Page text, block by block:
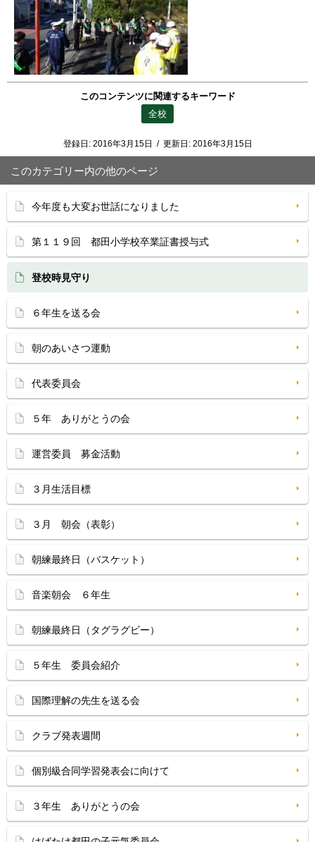
このコンテンツに関連するキーワード
全校
登録日: 2016年3月15日 / 更新日: 2016年3月15日
このカテゴリー内の他のページ
今年度も大変お世話になりました
第１１９回 都田小学校卒業証書授与式
登校時見守り
６年生を送る会
朝のあいさつ運動
代表委員会
５年 ありがとうの会
運営委員 募金活動
３月生活目標
３月 朝会（表彰）
朝練最終日（バスケット）
音楽朝会 ６年生
朝練最終日（タグラグビー）
５年生 委員会紹介
国際理解の先生を送る会
クラブ発表週間
個別級合同学習発表会に向けて
３年生 ありがとうの会